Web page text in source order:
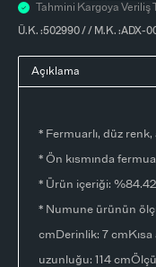
Açıklama
* Fermuarlı, düz renk,
* Ön kısmında
* Ürün içeriği:
* Numune ürünün
cmDerinlik: 7 cmKısa
uzunluğu: 114
Ü.K. :502990/ / M.K. :ADX-
Tahmini Kargoya Veriliş